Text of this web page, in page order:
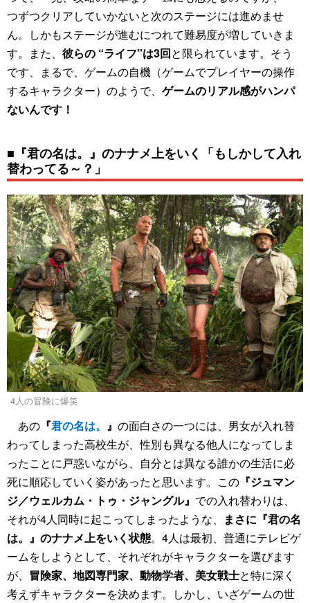
つずつクリアしていかないと次のステージには進めませ
ん。しかもステージが進むにつれて難易度が増していきま
す。また、 彼らの “ライフ”は3回と限られています。そう
です、まるで、ゲームの自機（ゲームでプレイヤーの操作
するキャラクター）のようで、 ゲームのリアル感がハンパ
ないんです！
■『君の名は。』のナナメ上をいく「もしかして入れ
替わってる～？」
4人の冒険に爆笑
あの 『君の名は。 』 の面白さの一つには、男女が入れ替
わってしまった高校生が、性別も異なる他人になってしま
ったことに戸惑いながら、自分とは異なる誰かの生活に必
死に順応していく姿があったと思います。この 『ジュマン
ジ／ウェルカム・トゥ・ジャングル』 での入れ替わりは、
それが4人同時に起こってしまったような、
まさに『君の名
は。』のナナメ上をいく状態。4人は最初、普通にテレビゲ
ームをしようとして、それぞれがキャラクターを選びます
が、 冒険家、地図専門家、動物学者、美女戦士と特に深く
考えずキャラクターを決めます。しかし、いざゲームの世